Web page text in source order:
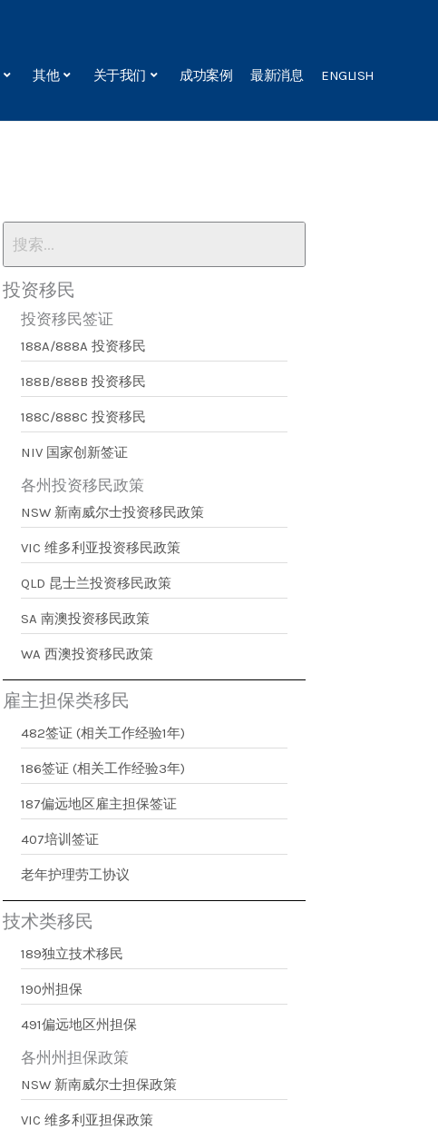
其他 关于我们 成功案例 最新消息 ENGLISH
投资移民
投资移民签证
188A/888A 投资移民
188B/888B 投资移民
188C/888C 投资移民
NIV 国家创新签证
各州投资移民政策
NSW 新南威尔士投资移民政策
VIC 维多利亚投资移民政策
QLD 昆士兰投资移民政策
SA 南澳投资移民政策
WA 西澳投资移民政策
雇主担保类移民
482签证 (相关工作经验1年)
186签证 (相关工作经验3年)
187偏远地区雇主担保签证
407培训签证
老年护理劳工协议
技术类移民
189独立技术移民
190州担保
491偏远地区州担保
各州州担保政策
NSW 新南威尔士担保政策
VIC 维多利亚担保政策